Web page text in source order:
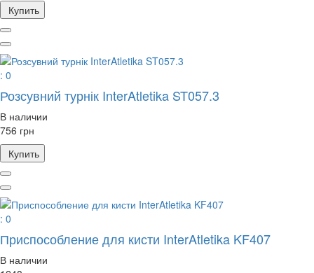
Купить
: 0
Розсувний турнік InterAtletika ST057.3
В наличии
756 грн
Купить
: 0
Приспособление для кисти InterAtletika KF407
В наличии